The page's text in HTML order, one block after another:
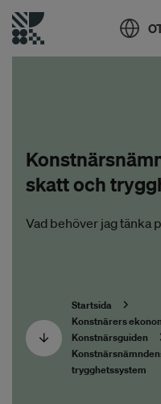
skatt och
Vad behöver jag tänka
Startsida
Konstnärers
Konstnärsguiden
trygghetssystem